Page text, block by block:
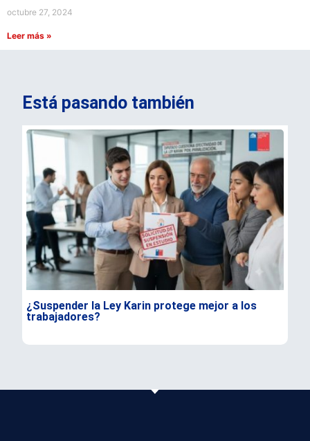
octubre 27, 2024
Leer más »
Está pasando también
¿Suspender la Ley Karin protege mejor a los
trabajadores?